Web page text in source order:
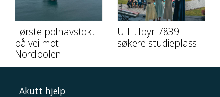
Første polhavstokt
på vei mot
Nordpolen
UiT tilbyr 7839
søkere studieplass
Akutt hjelp